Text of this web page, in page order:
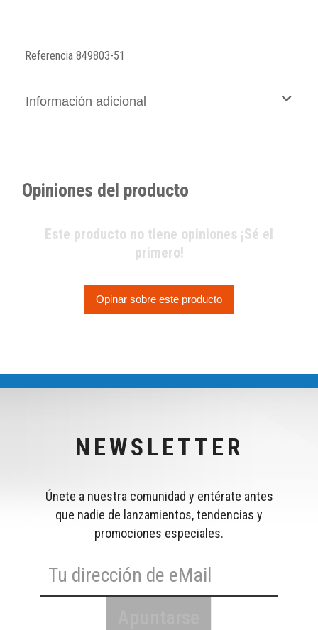
Referencia 849803-51
Información adicional
Opiniones del producto
Este producto no tiene opiniones ¡Sé el
primero!
Opinar sobre este producto
NEWSLETTER
Únete a nuestra comunidad y entérate antes
que nadie de lanzamientos, tendencias y
promociones especiales.